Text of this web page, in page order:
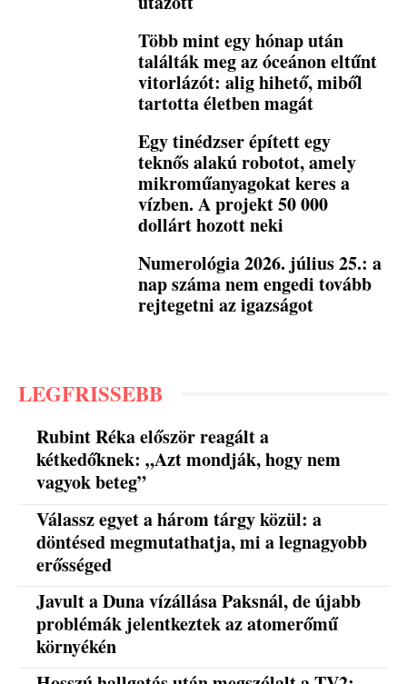
Több mint egy hónap után
találták meg az óceánon eltűnt
vitorlázót: alig hihető, miből
tartotta életben magát
Egy tinédzser épített egy
teknős alakú robotot, amely
mikroműanyagokat keres a
vízben. A projekt 50 000
dollárt hozott neki
Numerológia 2026. július 25.: a
nap száma nem engedi tovább
rejtegetni az igazságot
LEGFRISSEBB
Rubint Réka először reagált a
kétkedőknek: „Azt mondják, hogy nem
vagyok beteg”
Válassz egyet a három tárgy közül: a
döntésed megmutathatja, mi a legnagyobb
erősséged
Javult a Duna vízállása Paksnál, de újabb
problémák jelentkeztek az atomerőmű
környékén